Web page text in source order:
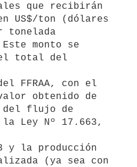
que recibirán
US$/ton (dólares
tonelada
monto se
el total del
FFRAA, con el
obtenido de
del flujo de
Ley Nº 17.663,
y la producción
(ya sea con